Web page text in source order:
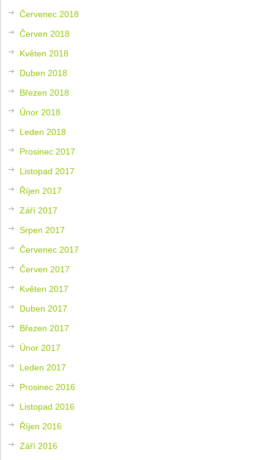
Červenec 2018
Červen 2018
Květen 2018
Duben 2018
Březen 2018
Únor 2018
Leden 2018
Prosinec 2017
Listopad 2017
Říjen 2017
Září 2017
Srpen 2017
Červenec 2017
Červen 2017
Květen 2017
Duben 2017
Březen 2017
Únor 2017
Leden 2017
Prosinec 2016
Listopad 2016
Říjen 2016
Září 2016